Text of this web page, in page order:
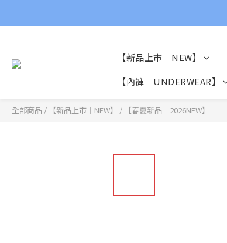
【新品上市｜NEW】
【內褲｜UNDERWEAR】
全部商品 / 【新品上市｜NEW】 / 【春夏新品｜2026NEW】